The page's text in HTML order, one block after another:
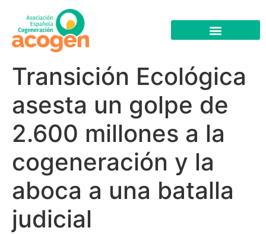
Transición Ecológica
asesta un golpe de
2.600 millones a la
cogeneración y la
aboca a una batalla
judicial